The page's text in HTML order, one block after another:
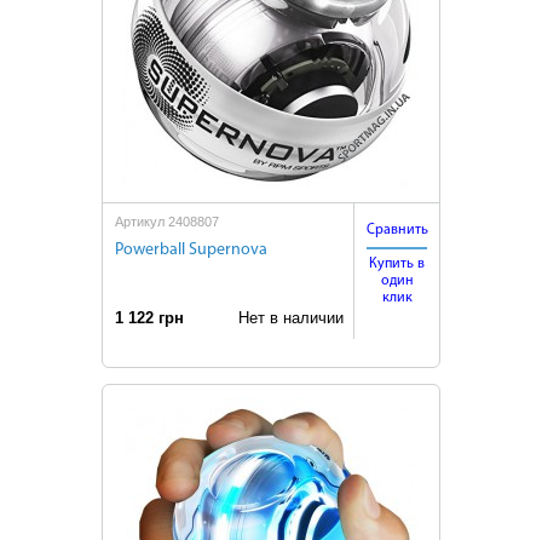
Артикул 2408807
Powerball Supernova
1 122 грн Нет в наличии
Сравнить
Купить в
один
клик